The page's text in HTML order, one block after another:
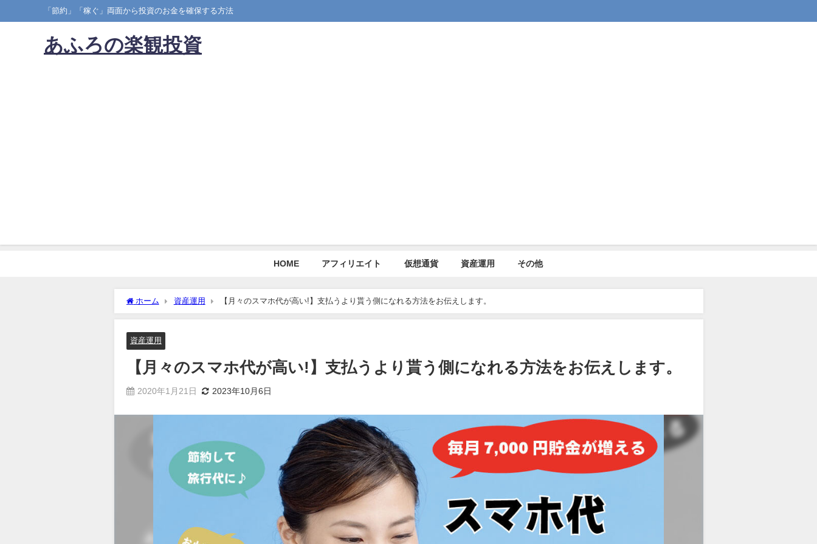
「節約」「稼ぐ」両面から投資のお金を確保する方法
あふろの楽観投資
HOME アフィリエイト 仮想通貨 資産運用 その他
ホーム 資産運用 【月々のスマホ代が高い!】支払うより貰う側になれる方法をお伝えします。
資産運用
【月々のスマホ代が高い!】支払うより貰う側になれる方法をお伝えします。
2020年1月21日 2023年10月6日